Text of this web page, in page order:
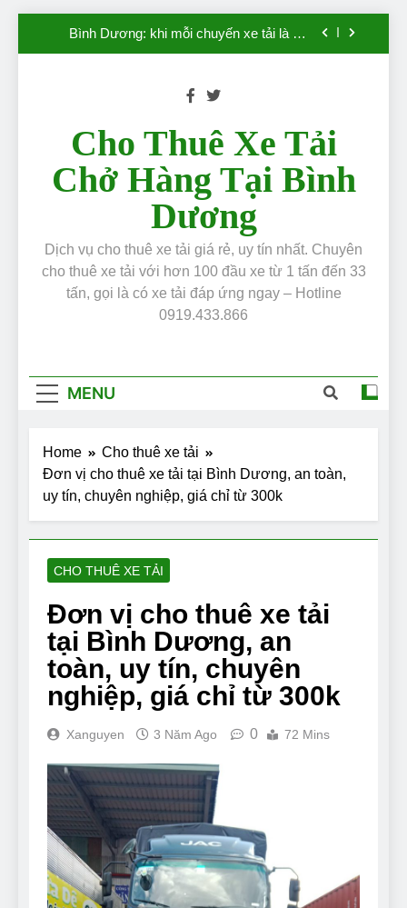
Đơn vị cho thuê xe tải tại Bình Dương, an
Kết Giữ Nguyên Giá Cho Thuê Xe Tải, Đồng
Hành Cùng Doanh Nghiệp
Bình Dương: khi mỗi chuyến xe tải là một
“Mắt Xích” sống còn của doanh nghiệp.
Đơn vị cho thuê xe tải tại Bình Dương, an
toàn, uy tín, chuyên nghiệp, giá chỉ từ 300k
Dịch vụ cho thuê xe tải uy tín, giá rẻ số # 1
Việt Nam
Cho Thuê Xe Tải
Chở Hàng Tại Bình
Dương
Dịch vụ cho thuê xe tải giá rẻ, uy tín nhất. Chuyên
cho thuê xe tải với hơn 100 đầu xe từ 1 tấn đến 33
tấn, gọi là có xe tải đáp ứng ngay – Hotline
0919.433.866
MENU
Home
Cho thuê xe tải
Đơn vị cho thuê xe tải tại Bình Dương, an toàn,
uy tín, chuyên nghiệp, giá chỉ từ 300k
CHO THUÊ XE TẢI
Đơn vị cho thuê xe tải
tại Bình Dương, an
toàn, uy tín, chuyên
nghiệp, giá chỉ từ 300k
Xanguyen 3 Năm Ago 0 72 Mins